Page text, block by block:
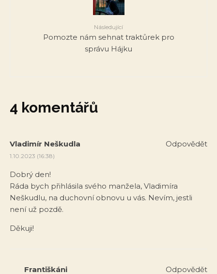
Následující
Pomozte nám sehnat traktůrek pro
správu Hájku
4 komentářů
Vladimír Neškudla
1.10.2023 (16:38)
Dobrý den!
Ráda bych přihlásila svého manžela, Vladimíra
Neškudlu, na duchovní obnovu u vás. Nevím, jestli
není už pozdě.
Děkuji!
Odpovědět
Františkáni Odpovědět